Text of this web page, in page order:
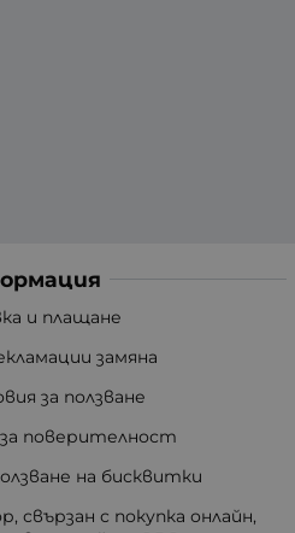
и плащане
замяна
за ползване
поверителност
на бисквитки
свързан с покупка онлайн,